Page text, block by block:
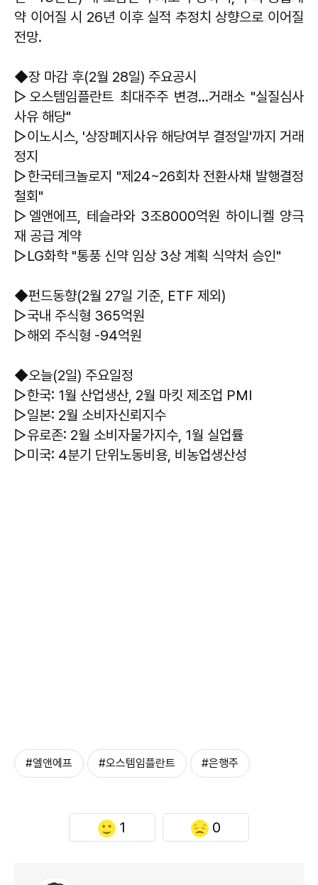
약 이어질 시 26년 이후 실적 추정치 상향으로 이어질
전망.
◆장 마감 후(2월 28일) 주요공시
▷오스템임플란트 최대주주 변경…거래소 "실질심사
사유 해당"
▷이노시스, '상장폐지사유 해당여부 결정일'까지 거래
정지
▷한국테크놀로지 "제24~26회차 전환사채 발행결정
철회"
▷엘앤에프, 테슬라와 3조8000억원 하이니켈 양극
재 공급 계약
▷LG화학 "통풍 신약 임상 3상 계획 식약처 승인"
◆펀드동향(2월 27일 기준, ETF 제외)
▷국내 주식형 365억원
▷해외 주식형 -94억원
◆오늘(2일) 주요일정
▷한국: 1월 산업생산, 2월 마킷 제조업 PMI
▷일본: 2월 소비자신뢰지수
▷유로존: 2월 소비자물가지수, 1월 실업률
▷미국: 4분기 단위노동비용, 비농업생산성
#엘앤에프 #오스템임플란트 #은행주
1 0